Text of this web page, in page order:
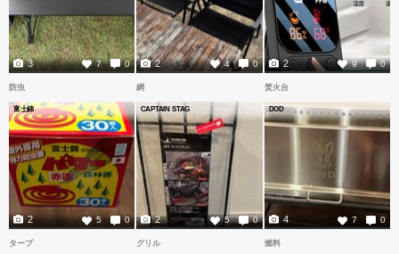
7 0
3 4 0
2 9 0
2
防虫
富士錦
5 0
2
網
CAPTAIN STAG
5 0
2
焚火台
DOD
7 0
4
タープ グリル 燃料